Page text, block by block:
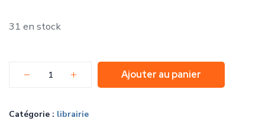
31 en stock
Ajouter au panier
Catégorie : librairie